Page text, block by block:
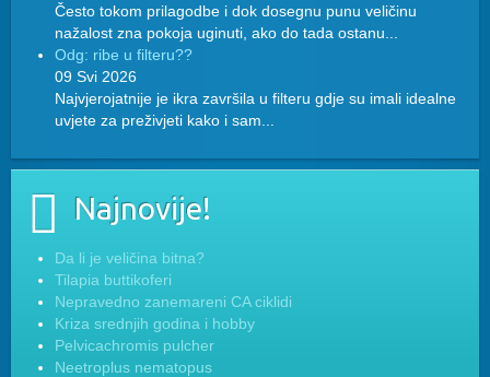
Često tokom prilagodbe i dok dosegnu punu veličinu
nažalost zna pokoja uginuti, ako do tada ostanu...
Odg: ribe u filteru??
09 Svi 2026
Najvjerojatnije je ikra završila u filteru gdje su imali idealne
uvjete za preživjeti kako i sam...
Najnovije!
Da li je veličina bitna?
Tilapia buttikoferi
Nepravedno zanemareni CA ciklidi
Kriza srednjih godina i hobby
Pelvicachromis pulcher
Neetroplus nematopus